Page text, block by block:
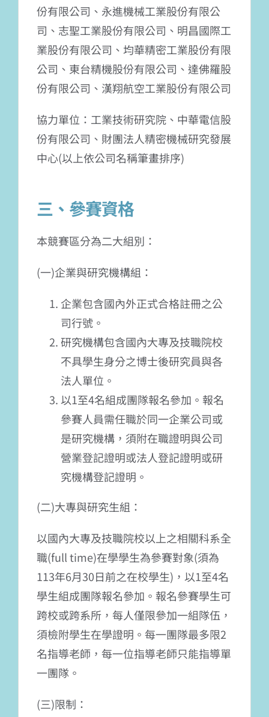
份有限公司、永進機械工業股份有限公
司、志聖工業股份有限公司、明昌國際工
業股份有限公司、均華精密工業股份有限
公司、東台精機股份有限公司、達佛羅股
份有限公司、漢翔航空工業股份有限公司
協力單位：工業技術研究院、中華電信股
份有限公司、財團法人精密機械研究發展
中心(以上依公司名稱筆畫排序)
三、參賽資格
本競賽區分為二大組別：
(一)企業與研究機構組：
企業包含國內外正式合格註冊之公
司行號。
研究機構包含國內大專及技職院校
不具學生身分之博士後研究員與各
法人單位。
以1至4名組成團隊報名參加。報名
參賽人員需任職於同一企業公司或
是研究機構，須附在職證明與公司
營業登記證明或法人登記證明或研
究機構登記證明。
(二)大專與研究生組：
以國內大專及技職院校以上之相關科系全
職(full time)在學學生為參賽對象(須為
113年6月30日前之在校學生)，以1至4名
學生組成團隊報名參加。報名參賽學生可
跨校或跨系所，每人僅限參加一組隊伍，
須檢附學生在學證明。每一團隊最多限2
名指導老師，每一位指導老師只能指導單
一團隊。
(三)限制：